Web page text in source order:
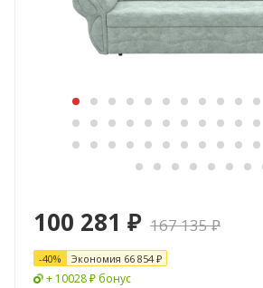
100 281 ₽ 167 135₽
-40% Экономия 66 854₽
+ 10028 ₽ бонус